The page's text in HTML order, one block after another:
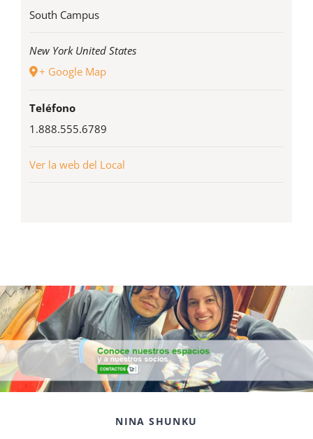
South Campus
New York United States
+ Google Map
Teléfono
1.888.555.6789
Ver la web del Local
NINA SHUNKU